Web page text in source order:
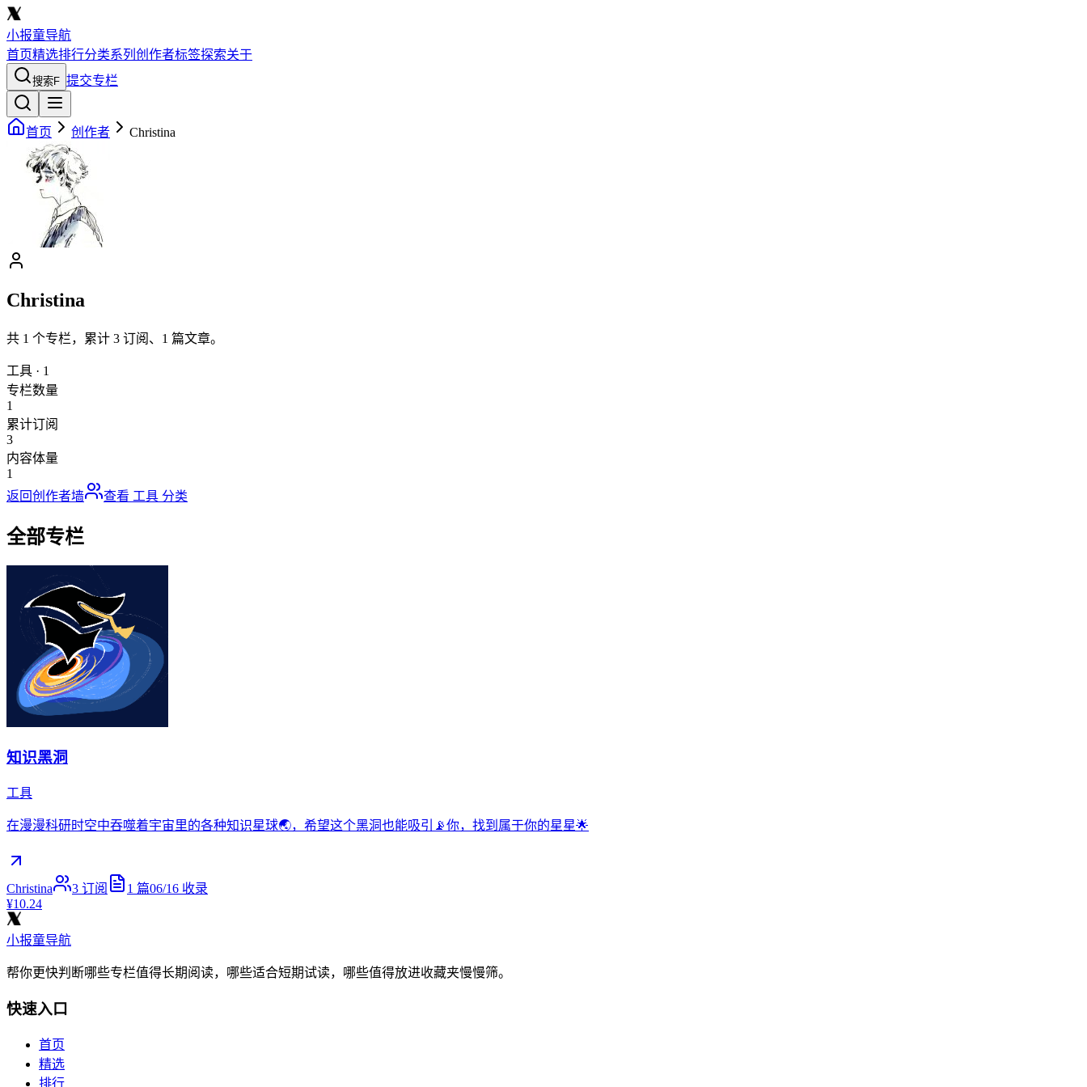
小报童导航
首页精选排行分类系列 创作者标签探索关于
搜索F 提交专栏
首页 创作者 Christina
Christina
共 1 个专栏，累计 3 订阅、 1 篇文章。
工具 · 1
专栏数量
1
累计订阅
3
内容体量
1
返回创作者墙
查看 工具 分类
全部专栏
知识黑洞
工具
在漫漫科研时空中吞噬着宇宙里的各种知识星球🌏，希望这个黑洞也能吸引📡你，找到属于你的星星🌟
Christina 3 订阅 1 篇06/16 收录
¥10.24
小报童导航
帮你更快判断哪些专栏值得长期阅读，哪些适合短期试读，哪些值得放进收藏夹慢慢筛。
快速入口
首页
精选
排行